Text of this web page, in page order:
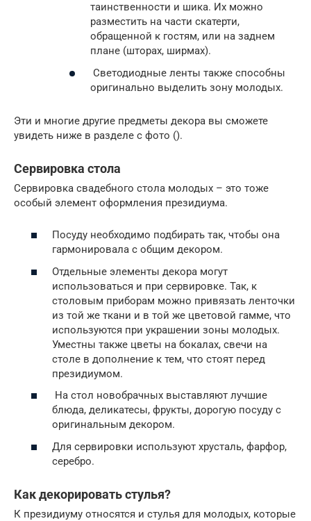
таинственности и шика. Их можно
разместить на части скатерти,
обращенной к гостям, или на заднем
плане (шторах, ширмах).
Светодиодные ленты также способны
оригинально выделить зону молодых.
Эти и многие другие предметы декора вы сможете
увидеть ниже в разделе с фото ().
Сервировка стола
Сервировка свадебного стола молодых – это тоже
особый элемент оформления президиума.
Посуду необходимо подбирать так, чтобы она
гармонировала с общим декором.
Отдельные элементы декора могут
использоваться и при сервировке. Так, к
столовым приборам можно привязать ленточки
из той же ткани и в той же цветовой гамме, что
используются при украшении зоны молодых.
Уместны также цветы на бокалах, свечи на
столе в дополнение к тем, что стоят перед
президиумом.
На стол новобрачных выставляют лучшие
блюда, деликатесы, фрукты, дорогую посуду с
оригинальным декором.
Для сервировки используют хрусталь, фарфор,
серебро.
Как декорировать стулья?
К президиуму относятся и стулья для молодых, которые